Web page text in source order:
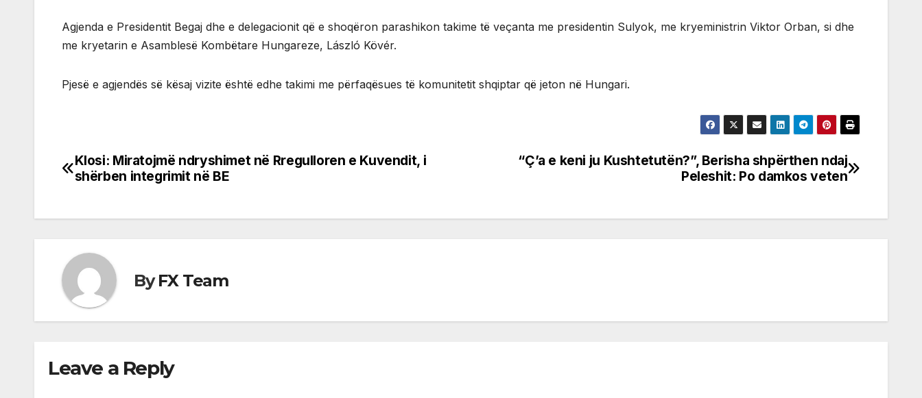
Agjenda e Presidentit Begaj dhe e delegacionit që e shoqëron parashikon takime të veçanta me presidentin Sulyok, me kryeministrin Viktor Orban, si dhe
me kryetarin e Asamblesë Kombëtare Hungareze, László Kövér.
Pjesë e agjendës së kësaj vizite është edhe takimi me përfaqësues të komunitetit shqiptar që jeton në Hungari.
Post
“Ç’a e keni ju Kushtetutën?”, Berisha shpërthen ndaj
Peleshit: Po damkos veten
Klosi: Miratojmë ndryshimet në Rregulloren e Kuvendit, i
shërben integrimit në BE
ByFX Team
Leave a Reply